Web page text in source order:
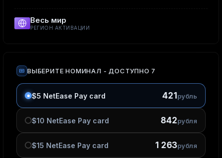
Весь мир
РЕГИОН АКТИВАЦИИ
ВЫБЕРИТЕ НОМИНАЛ - ДОСТУПНО 7
$5 NetEase Pay card 421 рубль
$10 NetEase Pay card 842рубля
$15 NetEase Pay card 1 263рубля